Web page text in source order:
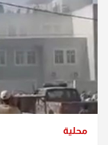
محلية